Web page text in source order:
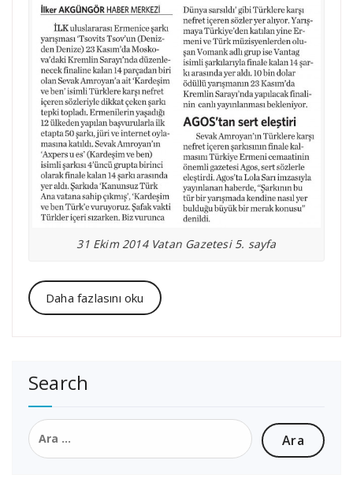
31 Ekim 2014 Vatan Gazetesi 5. sayfa
Daha fazlasını oku
Search
Arama: